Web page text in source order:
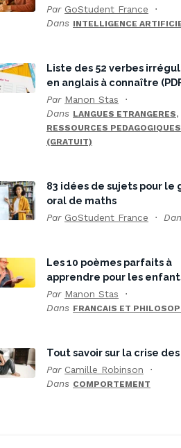
Par GoStudent France
Dans INTELLIGENCE
Liste des 52 verbes
en anglais à connaître
Par Manon Stas
Dans LANGUES ETRANGERES,
RESSOURCES PEDAGOGIQUES
(GRATUIT)
83 idées de sujets pour le
oral de maths
Par GoStudent France
Les 10 poèmes parfaits à
apprendre pour les
Par Manon Stas
Dans FRANCAIS ET
Tout savoir sur la crise des
Par Camille Robinson
Dans COMPORTEMENT